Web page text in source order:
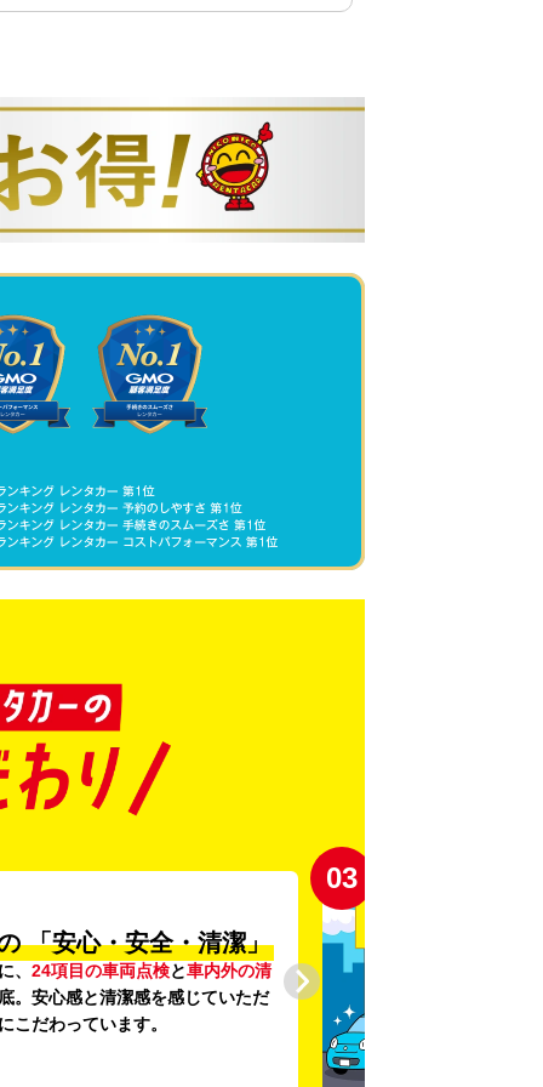
登録から4年未満の
新しい車がいっぱい♪
年未満の新しいクルマを多数導入し、
の提供を追求しています。もちろん追
円です。